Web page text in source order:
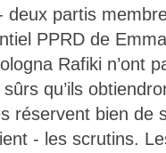
deux partis
PPRD de
Rafiki n’ont
qu’ils
réservent bien de
- les scrutins.